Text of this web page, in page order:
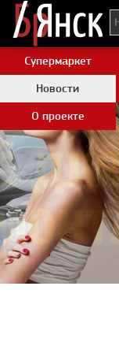
Супермаркет
Новости
О проекте